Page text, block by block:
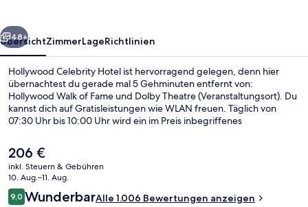
Weiter
48+
ÜbersichtZimmerLageRichtlinien
Hollywood Celebrity Hotel ist hervorragend gelegen, denn hier
übernachtest du gerade mal 5 Gehminuten entfernt von:
Hollywood Walk of Fame und Dolby Theatre (Veranstaltungsort). Du
kannst dich auf Gratisleistungen wie WLAN freuen. Täglich von
07:30 Uhr bis 10:00 Uhr wird ein im Preis inbegriffenes
höchstens 10 Minuten entfernt: Hollywood Boulevard und TCL
Chinese Theatre. Anderen Reisenden gefallen die bequemen
Betten und das hilfsbereite Personal sehr gut. Die öffentlichen
Verkehrsmittel sind ganz in der Nähe: Zur U-Bahn (Station
Hollywood - Highland) sind es nur 6 Gehminuten.
Der
aktuelle
Preis
beträgt
206 €.
206 €
inkl. Steuern & Gebühren
10. Aug.–11. Aug.
Bewertungen
9,09,0 von 10.
WunderbarAlle 1.006 Bewertungen anzeigen